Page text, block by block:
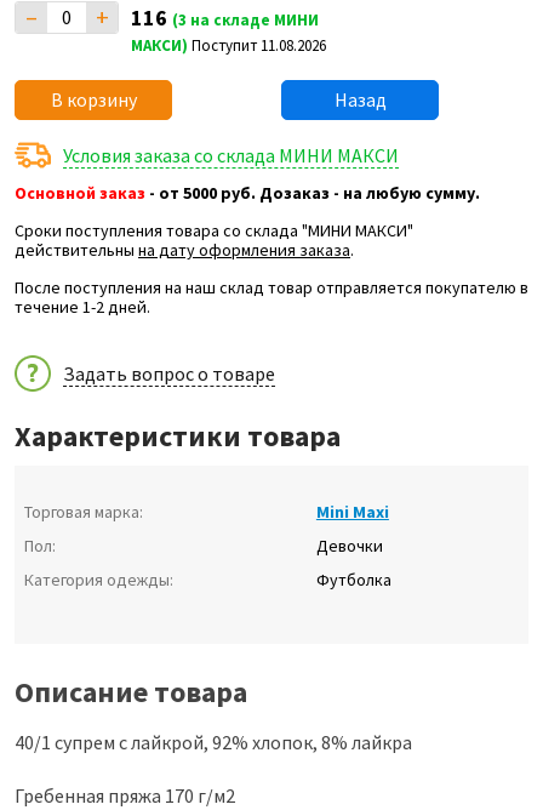
– + 116 (3 на складе МИНИ
МАКСИ) Поступит 11.08.2026
В корзину Назад
Условия заказа со склада МИНИ МАКСИ
Основной заказ - от 5000 руб. Дозаказ - на любую сумму.
Сроки поступления товара со склада "МИНИ МАКСИ"
действительны на дату оформления заказа.
После поступления на наш склад товар отправляется покупателю в
течение 1-2 дней.
Задать вопрос о товаре
Характеристики товара
Торговая марка:
Mini Maxi
Пол:
Девочки
Категория одежды:
Футболка
Описание товара
40/1 супрем с лайкрой, 92% хлопок, 8% лайкра
Гребенная пряжа 170 г/м2